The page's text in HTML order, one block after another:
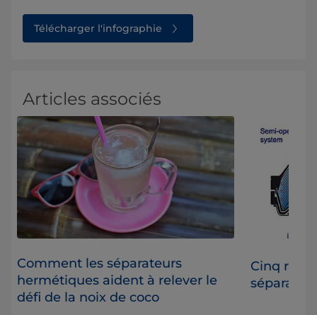
Télécharger l'infographie
Articles associés
Comment les séparateurs
hermétiques aident à relever le
défi de la noix de coco
Cinq